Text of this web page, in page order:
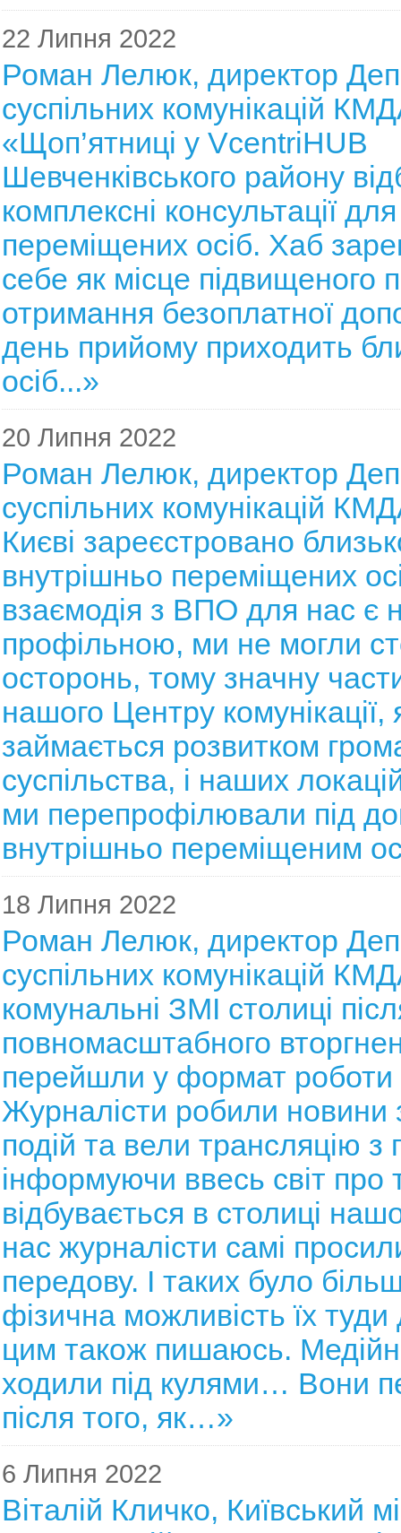
22 Липня 2022
Роман Лелюк, директор
суспільних комунікацій
«Щоп’ятниці у VcentrіHUB
Шевченківського району
комплексні консультації
переміщених осіб. Хаб
себе як місце підвищеного
отримання безоплатної
день прийому приходить
осіб...»
20 Липня 2022
Роман Лелюк, директор
суспільних комунікацій
Києві зареєстровано
внутрішньо переміщених
взаємодія з ВПО для нас є
профільною, ми не могли
осторонь, тому значну
нашого Центру комунікації,
займається розвитком
суспільства, і наших
ми перепрофілювали під
внутрішньо переміщеним
18 Липня 2022
Роман Лелюк, директор
суспільних комунікацій
комунальні ЗМІ столиці
повномасштабного
перейшли у формат роботи
Журналісти робили новини
подій та вели трансляцію з
інформуючи ввесь світ про
відбувається в столиці
нас журналісти самі
передову. І таких було
фізична можливість їх туди
цим також пишаюсь.
ходили під кулями… Вони
після того, як…»
6 Липня 2022
Віталій Кличко, Київський